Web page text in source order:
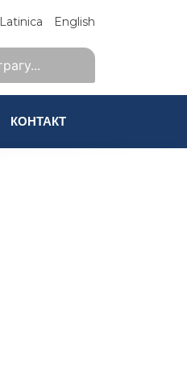
Latinica English
КОНТАКТ